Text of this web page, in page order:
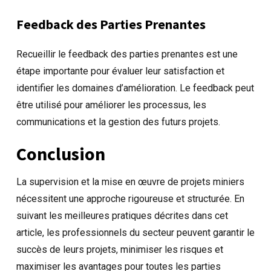
Feedback des Parties Prenantes
Recueillir le feedback des parties prenantes est une
étape importante pour évaluer leur satisfaction et
identifier les domaines d’amélioration. Le feedback peut
être utilisé pour améliorer les processus, les
communications et la gestion des futurs projets.
Conclusion
La supervision et la mise en œuvre de projets miniers
nécessitent une approche rigoureuse et structurée. En
suivant les meilleures pratiques décrites dans cet
article, les professionnels du secteur peuvent garantir le
succès de leurs projets, minimiser les risques et
maximiser les avantages pour toutes les parties